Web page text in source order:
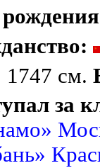
1747 см.
за